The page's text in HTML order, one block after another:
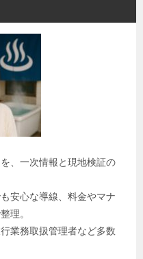
、一次情報と現地検証の
安心な導線、料金やマナ
理。
業務取扱管理者など多数